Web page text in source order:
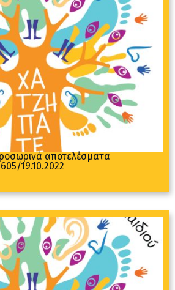
αποτελέσματα
19.10.2022